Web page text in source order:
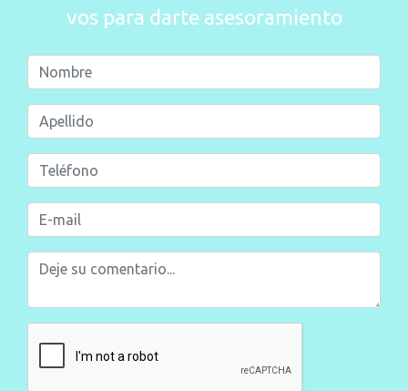
vos para darte asesoramiento